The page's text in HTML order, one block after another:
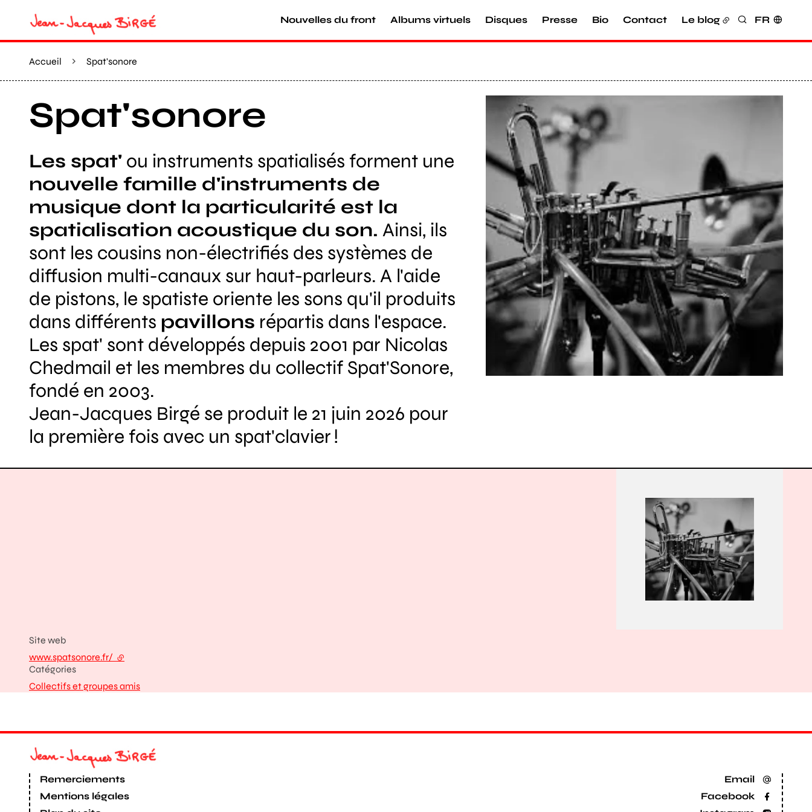
Nouvelles du front Albums virtuels Disques Presse Bio Contact Le blog Rechercher
FR
Accueil Spat'sonore
Spat'sonore
Les spat' ou instruments spatialisés forment une
nouvelle famille d'instruments de
musique dont la particularité est la
spatialisation acoustique du son. Ainsi, ils
sont les cousins non-électrifiés des systèmes de
diffusion multi-canaux sur haut-parleurs. A l'aide
de pistons, le spatiste oriente les sons qu'il produits
dans différents pavillons répartis dans l'espace.
Les spat' sont développés depuis 2001 par Nicolas
Chedmail et les membres du collectif Spat'Sonore,
fondé en 2003.
Jean-Jacques Birgé se produit le 21 juin 2026 pour
la première fois avec un spat'clavier !
Agrandir
Catégories
Collectifs et groupes amis
Site web
www.spatsonore.fr/ - lien externe
Email
Facebook
Remerciements
Mentions légales